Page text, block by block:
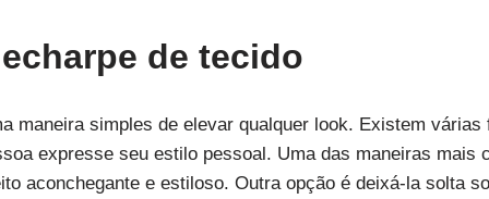
de tecido
maneira simples de elevar qualquer look. Existem
expresse seu estilo pessoal. Uma das maneiras mais
aconchegante e estiloso. Outra opção é deixá-la solta